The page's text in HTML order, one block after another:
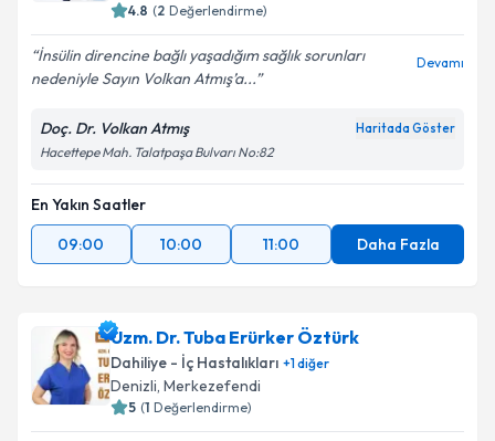
4.8 (2 Değerlendirme)
İnsülin direncine bağlı yaşadığım sağlık sorunları
nedeniyle Sayın Volkan Atmış’a...
Devamı
Doç. Dr. Volkan Atmış Haritada Göster
Hacettepe Mah. Talatpaşa Bulvarı No:82
En Yakın Saatler
09:00
10:00 11:00 Daha Fazla
Uzm. Dr. Tuba Erürker Öztürk
Dahiliye - İç Hastalıkları +1diğer
Denizli, Merkezefendi
5 (1 Değerlendirme)